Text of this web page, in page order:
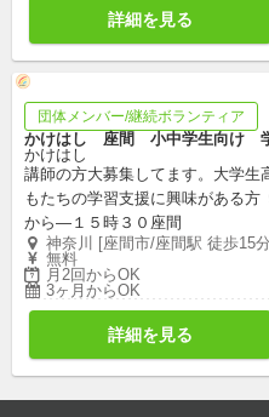
詳細を見る
団体メンバー/継続ボランティア
かけはし 座間 小中学生向け
かけはし
講師の方大募集してます。大学
もたちの学習支援に興味がある
から―１５時３０座間
神奈川 [座間市/座間駅 徒歩15
無料
月2回からOK
3ヶ月からOK
詳細を見る